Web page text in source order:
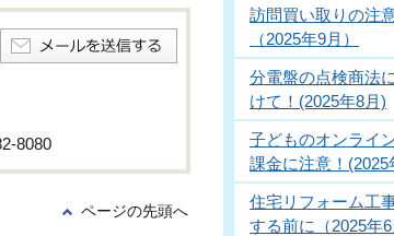
8080
ページの先頭へ
訪問買い取りの注
（2025年9月）
分電盤の点検商法
けて！(2025年8月)
子どものオンライ
課金に注意！(2025
住宅リフォーム工
する前に（2025年6